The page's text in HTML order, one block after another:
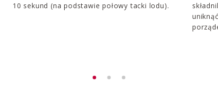
10 sekund (na podstawie połowy tacki lodu).